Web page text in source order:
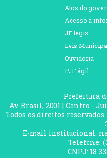
Atos do
Acesso à
JF legis
Leis
Ouvidoria
PJF ágil
Prefeitura
Av. Brasil, 2001 | Centro -
Todos os direitos
E-mail institucional:
Telefone:
CNPJ: